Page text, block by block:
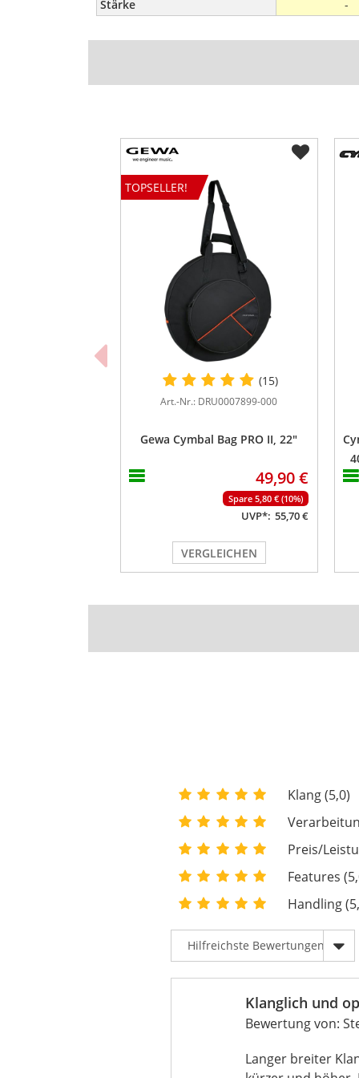
Stärke -
TOPSELLER!
(15)
Art.-Nr.: DRU0007899-000
Gewa Cymbal Bag PRO II, 22"
49,90 €
Spare 5,80 € (10%)
UVP*: 55,70 €
VERGLEICHEN
Klang (5,0)
Preis/
Features
Handling
Klanglich und
Bewertung von:
Langer breiter